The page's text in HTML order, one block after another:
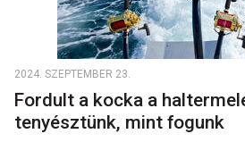
2024. SZEPTEMBER 23.
Fordult a kocka a
tenyésztünk, mint fogunk